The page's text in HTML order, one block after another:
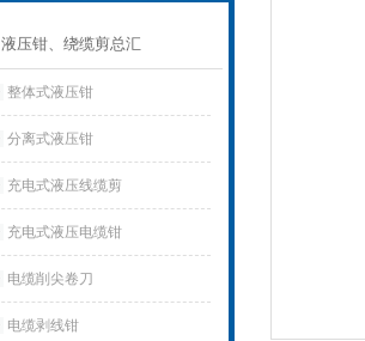
液压钳、绕缆剪总汇
整体式液压钳
分离式液压钳
充电式液压线缆剪
充电式液压电缆钳
电缆削尖卷刀
电缆剥线钳